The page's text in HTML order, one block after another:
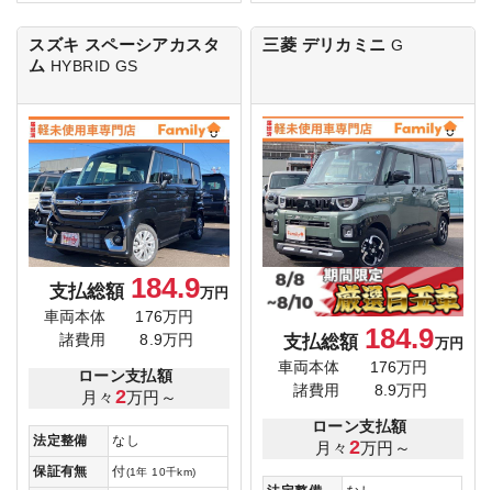
スズキ スペーシアカスタ
ム HYBRID GS
支払総額 184.9万円
車両本体
176万円
諸費用
8.9万円
ローン支払額
月々 2万円～
法定整備
なし
保証有無
付(1年 10千km)
三菱 デリカミニ G
支払総額 184.9万円
車両本体
176万円
諸費用
8.9万円
ローン支払額
月々 2万円～